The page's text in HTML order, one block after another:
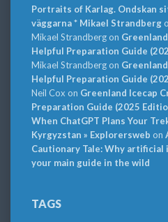
Portraits of Karlag. Ondskan
väggarna * Mikael Strandberg
Mikael Strandbergon
Helpful Preparation Guide
Mikael Strandbergon
Helpful Preparation Guide
Neil Cox on Greenland Icecap
Preparation Guide (2025
When ChatGPT Plans Your
Kyrgyzstan » Explorersweb on
Cautionary Tale: Why
your main guide in the wild
TAGS